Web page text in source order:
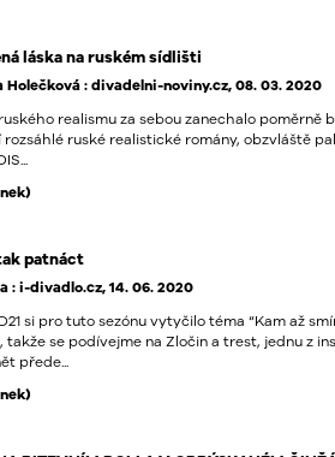
láska na ruském sídlišti
Holečková : divadelni-noviny.cz, 08. 03. 2020
realismu za sebou zanechalo
rozsáhlé ruské realistické romány, obzvláště
patnáct
: i-divadlo.cz, 14. 06. 2020
si pro tuto sezónu vytyčilo téma “Kam až
takže se podívejme na Zločin a trest, jednu z
přede...